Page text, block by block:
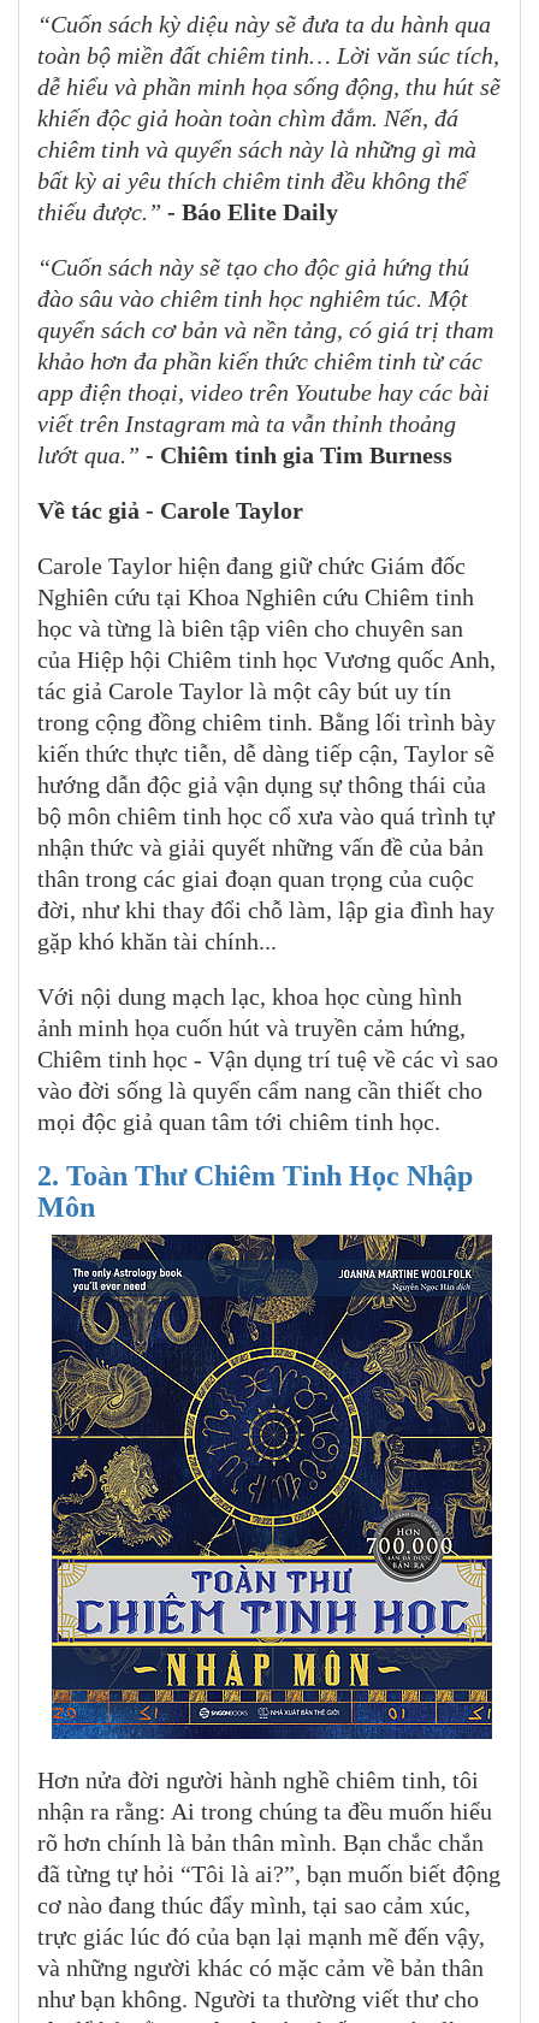
“Cuốn sách kỳ diệu này sẽ đưa ta du hành qua
toàn bộ miền đất chiêm tinh… Lời văn súc tích,
dễ hiểu và phần minh họa sống động, thu hút sẽ
khiến độc giả hoàn toàn chìm đắm. Nến, đá
chiêm tinh và quyển sách này là những gì mà
bất kỳ ai yêu thích chiêm tinh đều không thể
thiếu được.” - Báo Elite Daily
“Cuốn sách này sẽ tạo cho độc giả hứng thú
đào sâu vào chiêm tinh học nghiêm túc. Một
quyển sách cơ bản và nền tảng, có giá trị tham
khảo hơn đa phần kiến thức chiêm tinh từ các
app điện thoại, video trên Youtube hay các bài
viết trên Instagram mà ta vẫn thỉnh thoảng
lướt qua.” - Chiêm tinh gia Tim Burness
Về tác giả - Carole Taylor
Carole Taylor hiện đang giữ chức Giám đốc
Nghiên cứu tại Khoa Nghiên cứu Chiêm tinh
học và từng là biên tập viên cho chuyên san
của Hiệp hội Chiêm tinh học Vương quốc Anh,
tác giả Carole Taylor là một cây bút uy tín
trong cộng đồng chiêm tinh. Bằng lối trình bày
kiến thức thực tiễn, dễ dàng tiếp cận, Taylor sẽ
hướng dẫn độc giả vận dụng sự thông thái của
bộ môn chiêm tinh học cổ xưa vào quá trình tự
nhận thức và giải quyết những vấn đề của bản
thân trong các giai đoạn quan trọng của cuộc
đời, như khi thay đổi chỗ làm, lập gia đình hay
gặp khó khăn tài chính...
Với nội dung mạch lạc, khoa học cùng hình
ảnh minh họa cuốn hút và truyền cảm hứng,
Chiêm tinh học - Vận dụng trí tuệ về các vì sao
vào đời sống là quyển cẩm nang cần thiết cho
mọi độc giả quan tâm tới chiêm tinh học.
2. Toàn Thư Chiêm Tinh Học Nhập
Môn
Hơn nửa đời người hành nghề chiêm tinh, tôi
nhận ra rằng: Ai trong chúng ta đều muốn hiểu
rõ hơn chính là bản thân mình. Bạn chắc chắn
đã từng tự hỏi “Tôi là ai?”, bạn muốn biết động
cơ nào đang thúc đẩy mình, tại sao cảm xúc,
trực giác lúc đó của bạn lại mạnh mẽ đến vậy,
và những người khác có mặc cảm về bản thân
như bạn không. Người ta thường viết thư cho